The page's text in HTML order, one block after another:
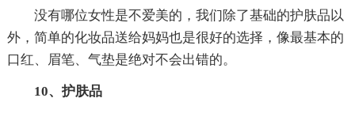
没有哪位女性是不爱美的，我们除了基础的护肤品以
外，简单的化妆品送给妈妈也是很好的选择，像最基本的
口红、眉笔、气垫是绝对不会出错的。
10、护肤品